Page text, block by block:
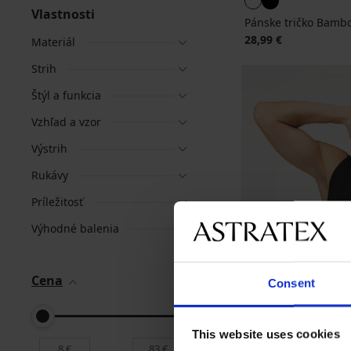
Consent
This website uses cookies
Vlastnosti
Materiál
Strih
Štýl a funkcia
Vzhľad a vzor
Výstrih
Rukávy
Príležitosť
Výhodné balenia
Cena
Pánske tričko
28,99 €